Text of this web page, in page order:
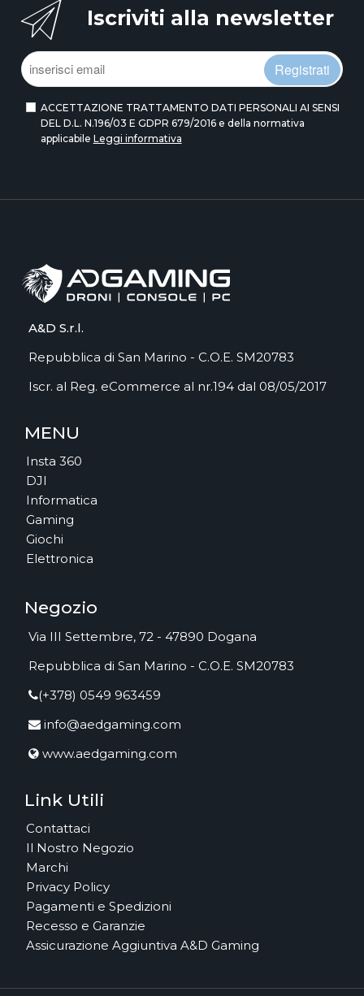
Iscriviti alla newsletter
Registrati
ACCETTAZIONE TRATTAMENTO DATI PERSONALI AI SENSI
DEL D.L. N.196/03 E GDPR 679/2016 e della normativa
applicabile Leggi informativa
A&D S.r.l.
Repubblica di San Marino - C.O.E. SM20783
Iscr. al Reg. eCommerce al nr.194 dal 08/05/2017
MENU
Insta 360
DJI
Informatica
Gaming
Giochi
Elettronica
Negozio
Via III Settembre, 72 - 47890 Dogana
Repubblica di San Marino - C.O.E. SM20783
(+378) 0549 963459
info@aedgaming.com
www.aedgaming.com
Link Utili
Contattaci
Il Nostro Negozio
Marchi
Privacy Policy
Pagamenti e Spedizioni
Recesso e Garanzie
Assicurazione Aggiuntiva A&D Gaming